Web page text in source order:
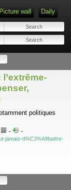
Picture wall Daily
characters for results.
politiques
- -
jamais-d%C3%A9battre-